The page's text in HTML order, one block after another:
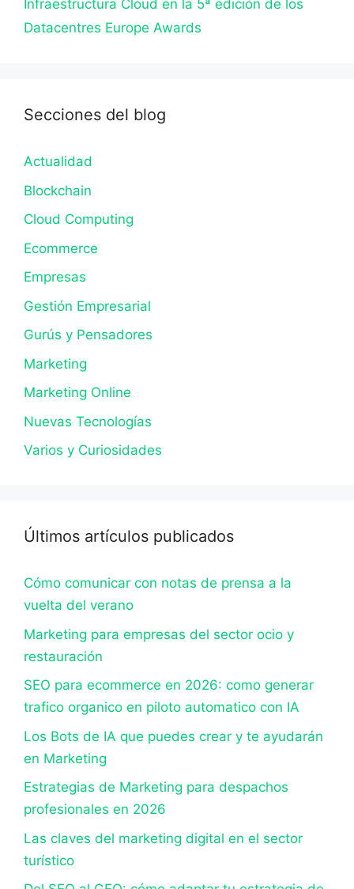
Infraestructura Cloud en la 5ª edición de los
Datacentres Europe Awards
Secciones del blog
Actualidad
Blockchain
Cloud Computing
Ecommerce
Empresas
Gestión Empresarial
Gurús y Pensadores
Marketing
Marketing Online
Nuevas Tecnologías
Varios y Curiosidades
Últimos artículos publicados
Cómo comunicar con notas de prensa a la
vuelta del verano
Marketing para empresas del sector ocio y
restauración
SEO para ecommerce en 2026: como generar
trafico organico en piloto automatico con IA
Los Bots de IA que puedes crear y te ayudarán
en Marketing
Estrategias de Marketing para despachos
profesionales en 2026
Las claves del marketing digital en el sector
turístico